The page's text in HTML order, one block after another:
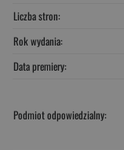
Liczba stron:
Rok wydania:
Data premiery:
Podmiot odpowiedzialny: